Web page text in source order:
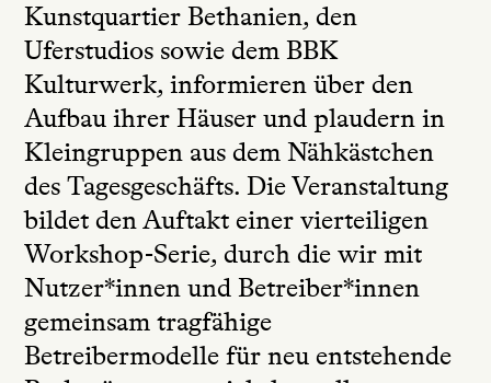
Kunstquartier Bethanien, den
Uferstudios sowie dem BBK
Kulturwerk, informieren über den
Aufbau ihrer Häuser und plaudern in
Kleingruppen aus dem Nähkästchen
des Tagesgeschäfts. Die Veranstaltung
bildet den Auftakt einer vierteiligen
Workshop-Serie, durch die wir mit
Nutzer*innen und Betreiber*innen
gemeinsam tragfähige
Betreibermodelle für neu entstehende